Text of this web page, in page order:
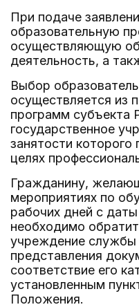
При подаче
образовательную
осуществляющую
деятельность, а
Выбор
осуществляется из
программ субъекта
государственное
занятости
целях
Гражданину,
мероприятиях по
рабочих дней с
необходимо
учреждение службы
представления
соответствие его
установленным
Положения.